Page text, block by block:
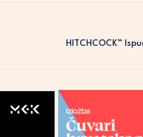
HITCHCOCK”